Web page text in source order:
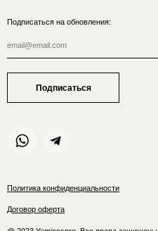
Политика конфиденциальности
Договор оферта
Подписаться на обновления:
Подписаться